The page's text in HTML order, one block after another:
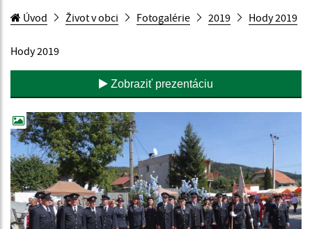
Úvod Život v obci Fotogalérie 2019 Hody 2019
Hody 2019
Zobraziť prezentáciu